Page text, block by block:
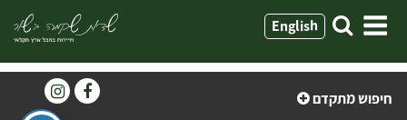
לתוכן
English
חיפוש מתקדם